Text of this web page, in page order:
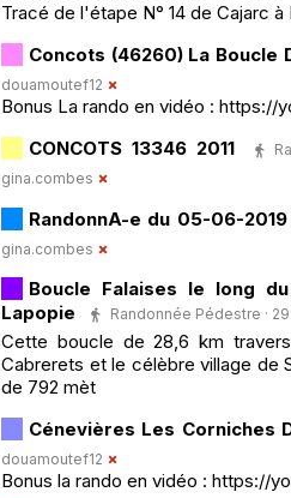
Tracé de l'étape N° 14 de Cajarc
Concots (46260) La Boucle
douamoutef12
Bonus La rando en vidéo : https://
CONCOTS 13346 2011
gina.combes
RandonnA-e du 05-06-
gina.combes
Boucle Falaises le long
Lapopie
Randonnée Pédestre · 29
Cette boucle de 28,6 km
Cabrerets et le célèbre village de
de 792 mèt
Cénevières Les Corniches
douamoutef12
Bonus la rando en vidéo : https://